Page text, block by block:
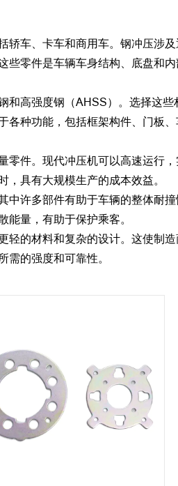
车、卡车和商用车。钢冲压涉
些零件是车辆车身结构、底盘和
和高强度钢（AHSS）。选择这
种功能，包括框架构件、门板
零件。现代冲压机可以高速运行
具有大规模生产的成本效益。
中许多部件有助于车辆的整体耐
能量，有助于保护乘客。
的材料和复杂的设计。这使制
需的强度和可靠性。